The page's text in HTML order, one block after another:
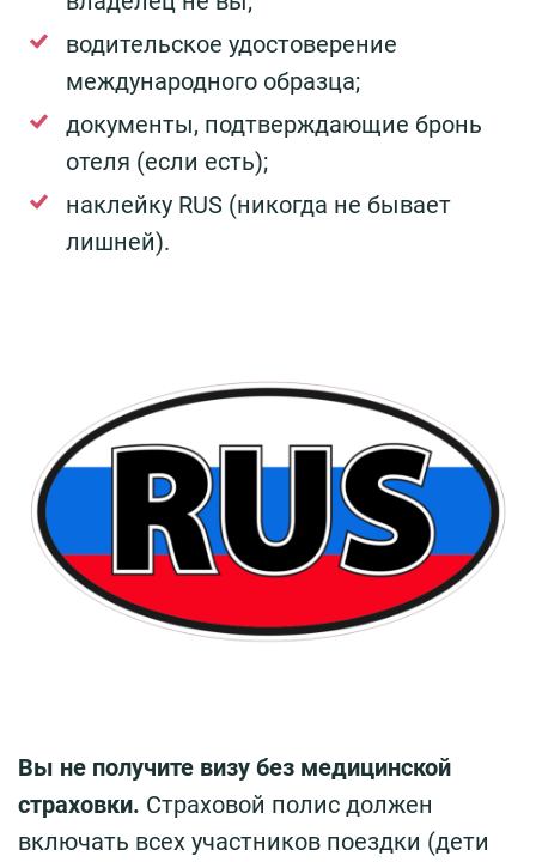
водительское удостоверение
международного образца;
документы, подтверждающие бронь
отеля (если есть);
наклейку RUS (никогда не бывает
лишней).
Вы не получите визу без медицинской
страховки. Страховой полис должен
включать всех участников поездки (дети